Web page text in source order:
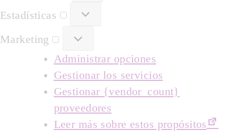
Estadísticas Estadísticas
Marketing Marketing
Administrar opciones
Gestionar los servicios
Gestionar {vendor_count}
proveedores
Leer más sobre estos propósitos